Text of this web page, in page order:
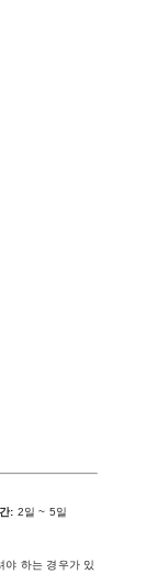
: 2일 ~ 5일
야 하는 경우가 있